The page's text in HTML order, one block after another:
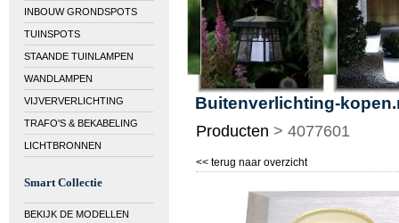
INBOUW GRONDSPOTS
TUINSPOTS
STAANDE TUINLAMPEN
WANDLAMPEN
VIJVERVERLICHTING
TRAFO'S & BEKABELING
LICHTBRONNEN
Smart Collectie
BEKIJK DE MODELLEN
Buitenverlichting-
Producten > 4077601
<< terug naar overzicht